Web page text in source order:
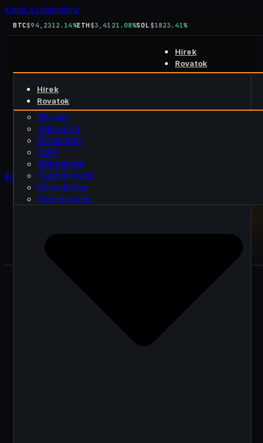
Ugrás a tartalomhoz
BTC$94,2312.14%ETH$3,4121.08%SOL$1823.41%
kript blog
Hírek
Rovatok
Altcoinok
Ethereum
DeFi
Bányászat
Szabályozás
Kereskedés
Piacelemzés
Hírek
Rovatok
Bitcoin
Altcoinok
Ethereum
DeFi
Bányászat
Szabályozás
Kereskedés
Piacelemzés
Főoldal Elemzés
Elemzés
Matt Hougan: a kripto már